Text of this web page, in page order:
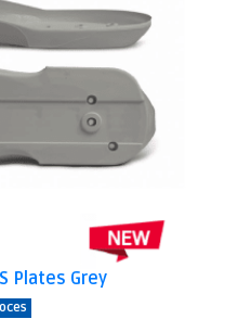
Plates Grey